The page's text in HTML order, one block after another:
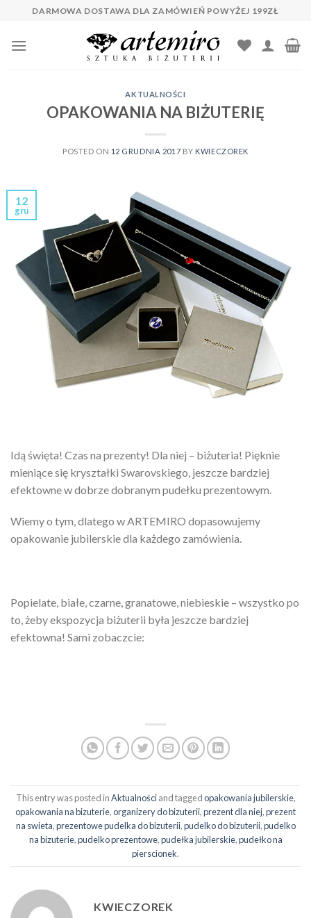
content
DARMOWA DOSTAWA DLA ZAMÓWIEŃ POWYŻEJ 199ZŁ
AKTUALNOŚCI
OPAKOWANIA NA BIŻUTERIĘ
POSTED ON 12 GRUDNIA 2017 BY KWIECZOREK
12
gru
Idą święta! Czas na prezenty! Dla niej – biżuteria! Pięknie
mieniące się kryształki Swarovskiego, jeszcze bardziej
efektowne w dobrze dobranym pudełku prezentowym.
Wiemy o tym, dlatego w ARTEMIRO dopasowujemy
opakowanie jubilerskie dla każdego zamówienia.
Popielate, białe, czarne, granatowe, niebieskie – wszystko po
to, żeby ekspozycja biżuterii była jeszcze bardziej
efektowna! Sami zobaczcie:
This entry was posted inAktualnościand taggedopakowania jubilerskie,
opakowania na bizuterie,organizery do bizuterii,prezent dla niej,prezent
na swieta,prezentowe pudelka do bizuterii,pudelko do bizuterii,pudelko
na bizuterie,pudelko prezentowe,pudełka jubilerskie,pudełko na
pierscionek.
KWIECZOREK